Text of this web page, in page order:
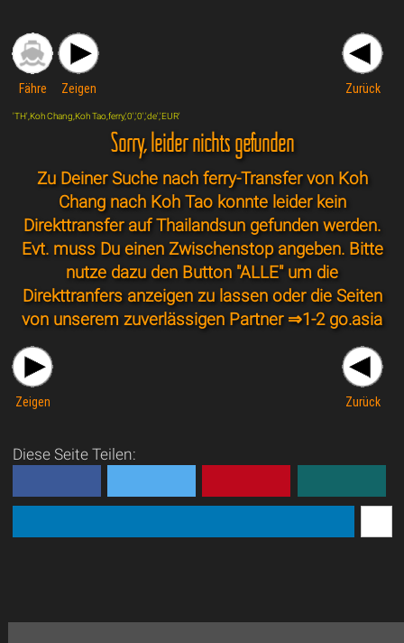
Fähre Zeigen Zurück
'TH',Koh Chang,Koh Tao,ferry,'0','0','de','EUR'
Sorry, leider nichts gefunden
Zu Deiner Suche nach ferry-Transfer von Koh
Chang nach Koh Tao konnte leider kein
Direkttransfer auf Thailandsun gefunden werden.
Evt. muss Du einen Zwischenstop angeben. Bitte
nutze dazu den Button "ALLE" um die
Direkttranfers anzeigen zu lassen oder die Seiten
von unserem zuverlässigen Partner ⇒1-2 go.asia
Zeigen Zurück
Diese Seite Teilen: